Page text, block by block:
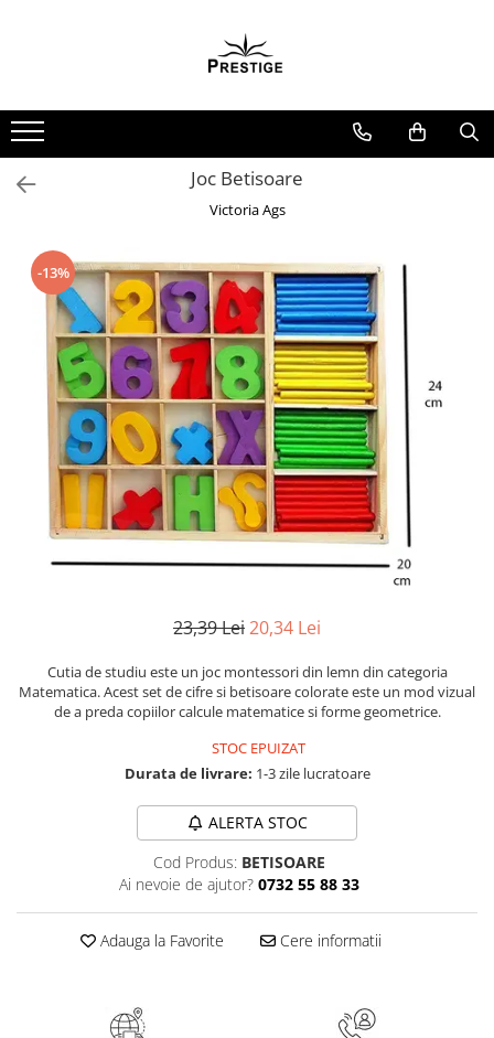
Noutati
Promotii
Pachete Speciale Carti
Arte Divinatorii
Astrologie
Chiromantie
Dezvoltare Spirituala
KidConnection
Minte Corp
New Illuminati Files
Numerologie
Paranormal
ReConnect
Religie
ScienceConnection
Vindecare Spirituala
Joc Betisoare
Victoria Ags
-13%
23,39 Lei20,34 Lei
Cutia de studiu este un joc montessori din lemn din categoria
Matematica. Acest set de cifre si betisoare colorate este un mod vizual
de a preda copiilor calcule matematice si forme geometrice.
STOC EPUIZAT
Durata de livrare: 1-3 zile lucratoare
ALERTA STOC
Cod Produs: BETISOARE
Ai nevoie de ajutor? 0732 55 88 33
Adauga la Favorite Cere informatii